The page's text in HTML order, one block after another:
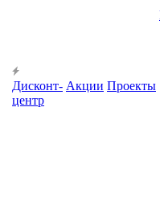
Дисконт-
центр
Акции Проекты